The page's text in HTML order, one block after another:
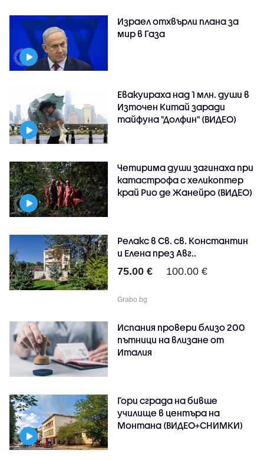
Израел отхвърли плана за
мир в Газа
Евакуираха над 1 млн. души в
Източен Китай заради
тайфуна "Долфин" (ВИДЕО)
Четирима души загинаха при
катастрофа с хеликоптер
край Рио де Жанейро (ВИДЕО)
Релакс в Св. св. Константин
и Елена през Авг..
75.00 € 100.00 €
Grabo.bg
Испания провери близо 200
пътници на влизане от
Италия
Гори сграда на бивше
училище в центъра на
Монтана (ВИДЕО+СНИМКИ)